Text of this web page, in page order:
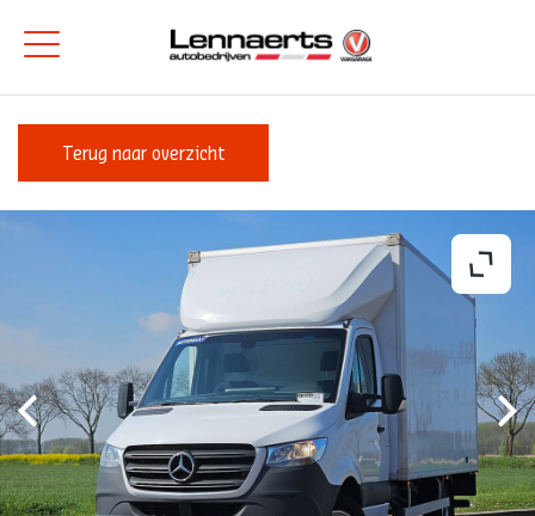
Terug naar overzicht